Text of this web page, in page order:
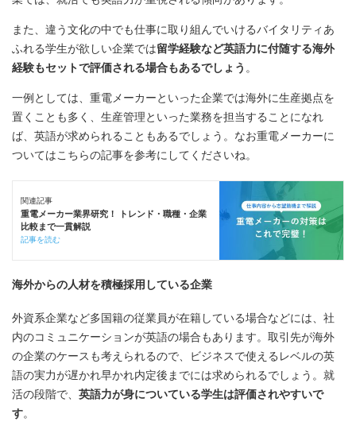
また、違う文化の中でも仕事に取り組んでいけるバイタリティあ
ふれる学生が欲しい企業では留学経験など英語力に付随する海外
経験もセットで評価される場合もあるでしょう 。
一例としては、重電メーカーといった企業では海外に生産拠点を
置くことも多く、生産管理といった業務を担当することになれ
ば、英語が求められることもあるでしょう。なお重電メーカーに
ついてはこちらの記事を参考にしてくださいね。
関連記事
重電メーカー業界研究！ トレンド・職種・企業
比較まで一貫解説
記事を読む
海外からの人材を積極採用している企業
外資系企業など多国籍の従業員が在籍している場合などには、社
内のコミュニケーションが英語の場合もあります。取引先が海外
の企業のケースも考えられるので、ビジネスで使えるレベルの英
語の実力が遅かれ早かれ内定後までには求められるでしょう。就
活の段階で、 英語力が身についている学生は評価されやすいで
す。